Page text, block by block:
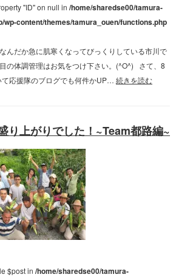
"ID" on null in /home/sharedse00/tamura-
wp-content/themes/tamura_ouen/functions.php
んだか急に肌寒くなってびっくりしている市川で
の体調管理はお気をつけ下さい。(^O^) さて、8
応援隊のブログでも何件かUP… 続きを読む
り上がりでした！~Team都路編~
$post in /home/sharedse00/tamura-